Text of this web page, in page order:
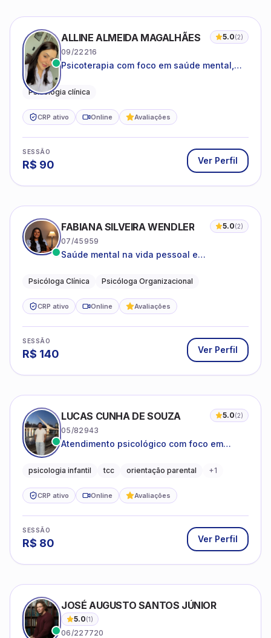
ALLINE ALMEIDA MAGALHÃES 5.0(2)
09/22216
Psicoterapia com foco em saúde mental,
adolescentes e adultos.
Psicologia clínica
CRP ativo Online Avaliações
SESSÃO
R$ 90 Ver Perfil
FABIANA SILVEIRA WENDLER 5.0(2)
07/45959
Saúde mental na vida pessoal e
Psicóloga Clínica Psicóloga Organizacional
CRP ativo Online Avaliações
SESSÃO
R$ 140 Ver Perfil
LUCAS CUNHA DE SOUZA 5.0(2)
05/82943
Atendimento psicológico com foco em
promovendo equilíbrio emocional e
psicologia infantil tcc orientação parental +1
CRP ativo Online Avaliações
SESSÃO
R$ 80 Ver Perfil
JOSÉ AUGUSTO SANTOS JÚNIOR
5.0(1)
06/227720